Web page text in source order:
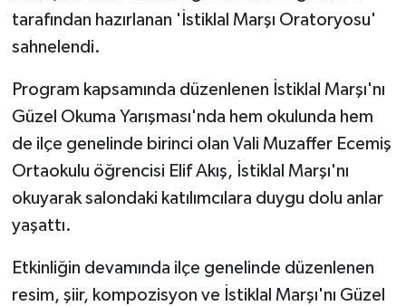
tarafından hazırlanan 'İstiklal Marşı Oratoryosu'
sahnelendi.
Program kapsamında düzenlenen İstiklal Marşı'nı
Güzel Okuma Yarışması'nda hem okulunda hem
de ilçe genelinde birinci olan Vali Muzaffer Ecemiş
Ortaokulu öğrencisi Elif Akış, İstiklal Marşı'nı
okuyarak salondaki katılımcılara duygu dolu anlar
yaşattı.
Etkinliğin devamında ilçe genelinde düzenlenen
resim, şiir, kompozisyon ve İstiklal Marşı'nı Güzel